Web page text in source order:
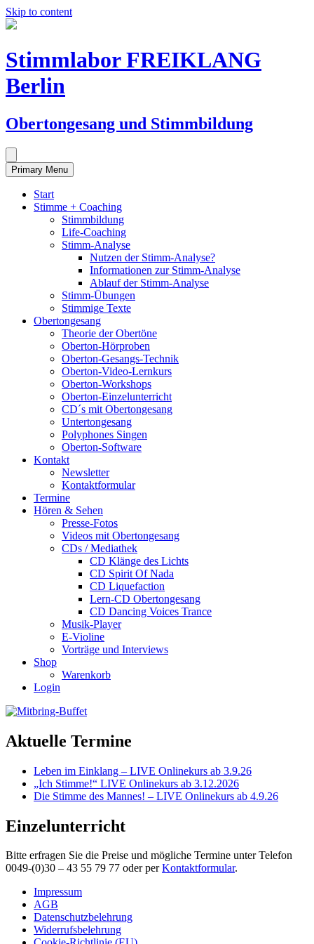
Skip to content
Stimmlabor FREIKLANG
Berlin
Obertongesang und Stimmbildung
Primary Menu
Start
Stimme + Coaching
Stimmbildung
Life-Coaching
Stimm-Analyse
Nutzen der Stimm-Analyse?
Informationen zur Stimm-Analyse
Ablauf der Stimm-Analyse
Stimm-Übungen
Stimmige Texte
Obertongesang
Theorie der Obertöne
Oberton-Hörproben
Oberton-Gesangs-Technik
Oberton-Video-Lernkurs
Oberton-Workshops
Oberton-Einzelunterricht
CD´s mit Obertongesang
Untertongesang
Polyphones Singen
Oberton-Software
Kontakt
Newsletter
Kontaktformular
Termine
Hören & Sehen
Presse-Fotos
Videos mit Obertongesang
CDs / Mediathek
CD Klänge des Lichts
CD Spirit Of Nada
CD Liquefaction
Lern-CD Obertongesang
CD Dancing Voices Trance
Musik-Player
E-Violine
Vorträge und Interviews
Shop
Warenkorb
Login
Aktuelle Termine
Leben im Einklang – LIVE Onlinekurs ab 3.9.26
„Ich Stimme!“ LIVE Onlinekurs ab 3.12.2026
Die Stimme des Mannes! – LIVE Onlinekurs ab 4.9.26
Einzelunterricht
Bitte erfragen Sie die Preise und mögliche Termine unter Telefon
0049-(0)30 – 43 55 79 77 oder perKontaktformular.
Impressum
AGB
Datenschutzbelehrung
Widerrufsbelehrung